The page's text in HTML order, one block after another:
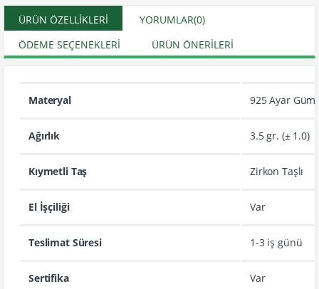
ÜRÜN ÖZELLIKLERI YORUMLAR(0)
ÖDEME SEÇENEKLERI
ÜRÜN ÖNERILERI
Materyal 925 Ayar
Ağırlık 3.5 gr. (± 1.0)
Kıymetli Taş Zirkon Taşlı
El İşçiliği Var
Teslimat Süresi 1-3 iş günü
Sertifika Var